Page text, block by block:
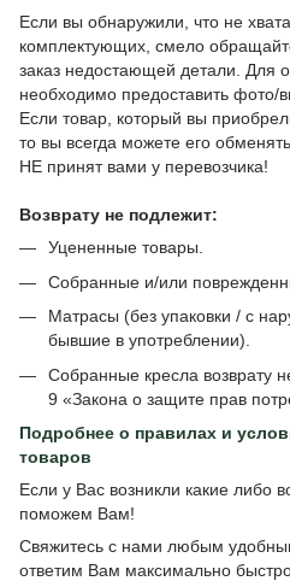
Если вы обнаружили, что не
комплектующих, смело
заказ недостающей детали. Для
необходимо предоставить фото/
Если товар, который вы
то вы всегда можете его
НЕ принят вами у перевозчика!
Возврату не подлежит:
Уцененные товары.
Собранные и/или
Матрасы (без упаковки / с
бывшие в употреблении).
Собранные кресла возврату
9 «Закона о защите прав
Подробнее о правилах и
товаров
Если у Вас возникли какие либо
поможем Вам!
Свяжитесь с нами любым
ответим Вам максимально